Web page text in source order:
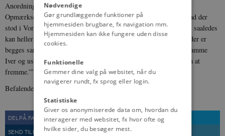
Anordningen maa foretages; thi ligesom Vor landsfaderlige
Opmærksomhed stedse har været henvendt paa at bidrage Alt hvad der
stod i Vor Kongelige Magt til at virke for Statens og Folkets Vel, saaledes
kan heller Ingen uden Vi alene være istand til at bedømme hvad der er
begges sande Gavn og Bedste, hvilket Vi ogsaa fremdeles med samme
Iver og usvækket Kjærlighed til Vort Folk ville være betænkt paa at
fremme.””
Befalende Eder Gud!”
DEL PÅ FACEBOOK
DEL PÅ TWITTER
SEND TIL EN VEN
UDSKRIV
Nødvendige
Gør grundlæggende funktioner på
hjemmesiden brugbare, fx navigation mm.
Hjemmesiden kan ikke fungere uden disse
cookies.
Funktionelle
Gemmer dine valg på websitet, når du
navigerer rundt, fx sprog eller login.
Statistiske
Giver os anonymiserede data om, hvordan du
interagerer med websitet, fx hvor ofte og
hvilke sider, du besøger mest.